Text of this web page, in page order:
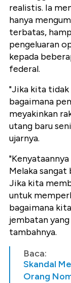
realistis. Ia
hanya
terbatas,
pengeluaran
kepada
federal.
"Jika kita tidak
bagaimana
meyakinkan
utang baru
ujarnya.
Melaka sangat
Jika kita
untuk
bagaimana
jembatan
tambahnya.
Baca:
Skandal
Orang